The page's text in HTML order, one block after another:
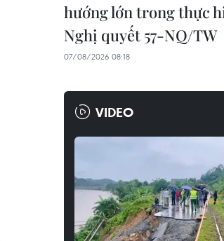
hướng lớn trong thực
Nghị quyết 57-NQ/TW
07/08/2026 08:18
VIDEO